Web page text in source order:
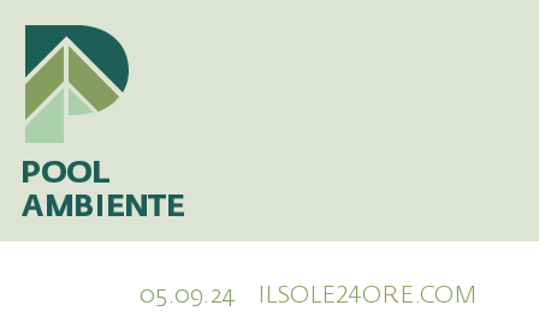
05.09.24 ILSOLE24ORE.COM